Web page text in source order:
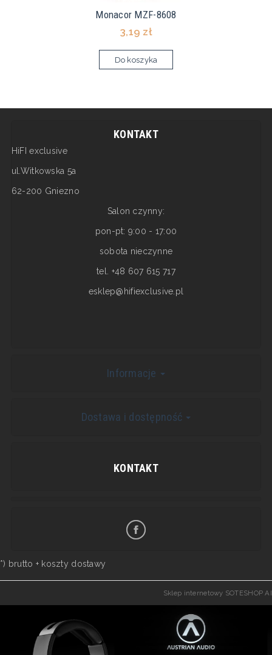
Monacor MZF-8608
3,19 zł
Do koszyka
KONTAKT
HiFI exclusive
ul.Witkowska 5a
62-200 Gniezno
Salon czynny:
pon-pt: 9:00 - 17:00
sobota nieczynne
tel. +48 607 615 717
esklep@hifiexclusive.pl
Informacje
Dostawa i dostępność
KONTAKT
*) brutto + koszty dostawy
Sklep internetowy SOTESHOP AI